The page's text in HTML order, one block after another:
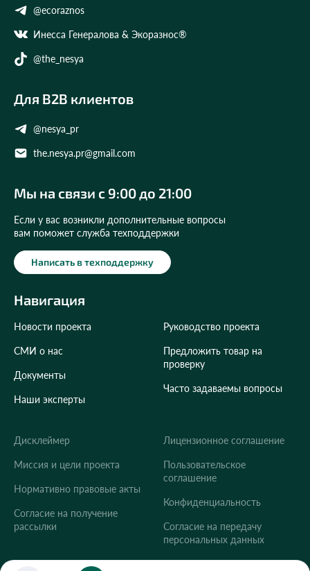
Укажите ваш город
Это важно для корректной работы Экоразноса и
дальнейших персональных функций сервиса.
@ecoraznos
Инесса Генералова & Экоразнос®
@the_nesya
Для B2B клиентов
@nesya_pr
the.nesya.pr@gmail.com
Навигация
Новости проекта
СМИ о нас
Документы
Наши эксперты
Руководство проекта
Предложить товар на
проверку
Часто задаваемы вопросы
Мы на связи с 9:00 до 21:00
Если у вас возникли дополнительные вопросы
вам поможет служба техподдержки
Написать в техподдержку
Дисклеймер
Миссия и цели проекта
Нормативно правовые акты
Согласие на получение
рассылки
Лицензионное соглашение
Пользовательское
соглашение
Конфиденциальность
Согласие на передачу
персональных данных